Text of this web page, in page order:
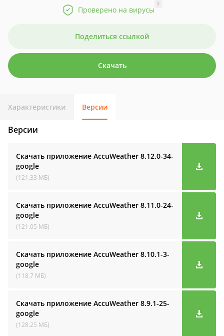
Проверено на вирусы
?
Поделиться ссылкой
Скачать
Характеристики Версии
Версии
Скачать приложение AccuWeather 8.12.0-34-
google
(121.33 МБ)
Скачать приложение AccuWeather 8.11.0-24-
google
(121.05 МБ)
Скачать приложение AccuWeather 8.10.1-3-
google
(118.7 МБ)
Скачать приложение AccuWeather 8.9.1-25-
google
(128.25 МБ)